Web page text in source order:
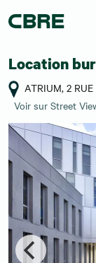
Location
ATRIUM, 2
Voir sur Street